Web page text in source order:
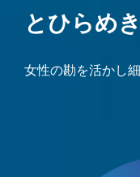
とひらめき
女性の勘を活かし